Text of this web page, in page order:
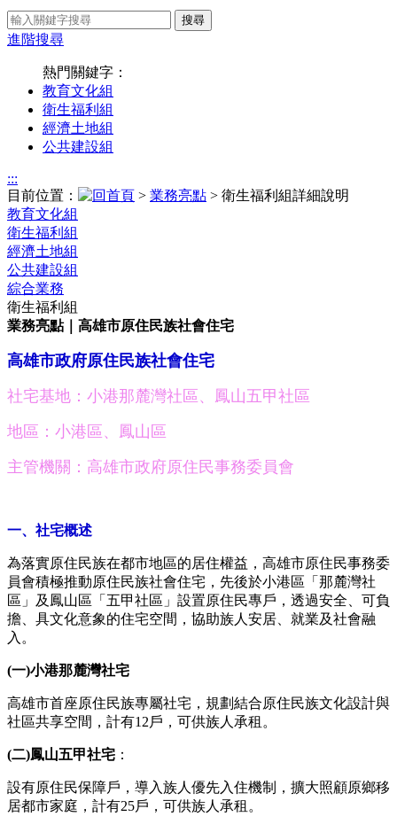
搜尋
進階搜尋
熱門關鍵字：
教育文化組
衛生福利組
經濟土地組
公共建設組
:::
目前位置：
> 業務亮點 > 衛生福利組詳細說明
教育文化組
衛生福利組
經濟土地組
公共建設組
綜合業務
衛生福利組
業務亮點｜高雄市原住民族社會住宅
高雄市政府原住民族社會住宅
社宅基地：小港那麓灣社區、鳳山五甲社區
地區：小港區、鳳山區
主管機關：高雄市政府原住民事務委員會
一、社宅概述
為落實原住民族在都市地區的居住權益，高雄市原住民事務委
員會積極推動原住民族社會住宅，先後於小港區「那麓灣社
區」及鳳山區「五甲社區」設置原住民專戶，透過安全、可負
擔、具文化意象的住宅空間，協助族人安居、就業及社會融
入。
(一)小港那麓灣社宅
高雄市首座原住民族專屬社宅，規劃結合原住民族文化設計與
社區共享空間，計有12戶，可供族人承租。
(二)鳳山五甲社宅 ：
設有原住民保障戶，導入族人優先入住機制，擴大照顧原鄉移
居都市家庭，計有25戶，可供族人承租。